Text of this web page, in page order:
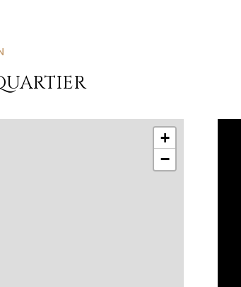
+
−